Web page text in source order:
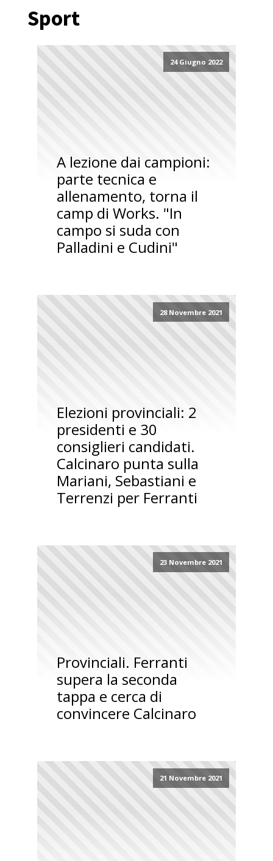
Sport
24 Giugno 2022
A lezione dai campioni:
parte tecnica e
allenamento, torna il
camp di Works. "In
campo si suda con
Palladini e Cudini"
28 Novembre 2021
Elezioni provinciali: 2
presidenti e 30
consiglieri candidati.
Calcinaro punta sulla
Mariani, Sebastiani e
Terrenzi per Ferranti
23 Novembre 2021
Provinciali. Ferranti
supera la seconda
tappa e cerca di
convincere Calcinaro
21 Novembre 2021